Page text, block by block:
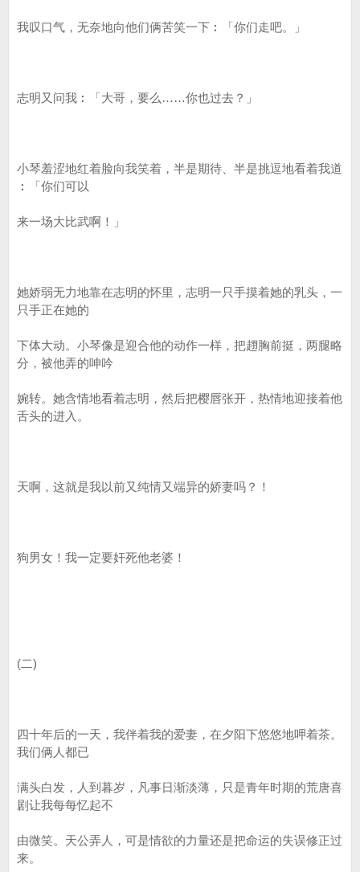
我叹口气，无奈地向他们俩苦笑一下︰「你们走吧。」
志明又问我︰「大哥，要么……你也过去？」
小琴羞涩地红着脸向我笑着，半是期待、半是挑逗地看着我道
︰「你们可以
来一场大比武啊！」
她娇弱无力地靠在志明的怀里，志明一只手摸着她的乳头，一
只手正在她的
下体大动。小琴像是迎合他的动作一样，把趐胸前挺，两腿略
分，被他弄的呻吟
婉转。她含情地看着志明，然后把樱唇张开，热情地迎接着他
舌头的进入。
天啊，这就是我以前又纯情又端异的娇妻吗？！
狗男女！我一定要奸死他老婆！
(二)
四十年后的一天，我伴着我的爱妻，在夕阳下悠悠地呷着茶。
我们俩人都已
满头白发，人到暮岁，凡事日渐淡薄，只是青年时期的荒唐喜
剧让我每每忆起不
由微笑。天公弄人，可是情欲的力量还是把命运的失误修正过
来。